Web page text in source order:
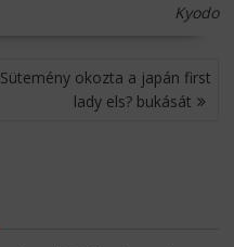
Kyodo
Sütemény okozta a japán first
lady els? bukását